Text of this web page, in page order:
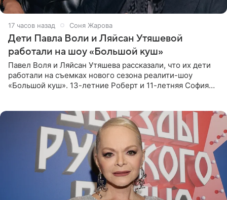
17 часов назад Соня Жарова
Дети Павла Воли и Ляйсан Утяшевой
работали на шоу «Большой куш»
Павел Воля и Ляйсан Утяшева рассказали, что их дети
работали на съемках нового сезона реалити-шоу
«Большой куш». 13-летние Роберт и 11-летняя София